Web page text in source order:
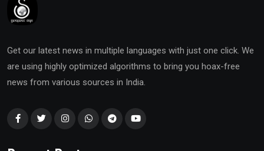
Get our latest news in multiple languages with just one click. We
are using highly optimized algorithms to bring you hoax-free
news from various sources in India.